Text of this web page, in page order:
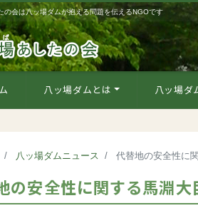
の会は八ッ場ダムが抱える問題を伝えるNGOです
八ッ場ダムとは 八ッ場ダ
八ッ場ダムニュース 代替地の安全性に
の安全性に関する馬淵大